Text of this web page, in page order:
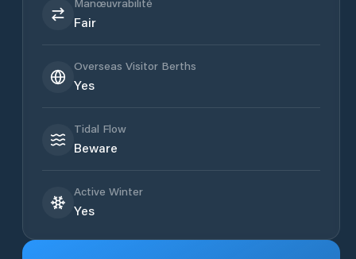
Fair
Overseas Visitor Berths
Yes
Tidal Flow
Beware
Active Winter
Yes